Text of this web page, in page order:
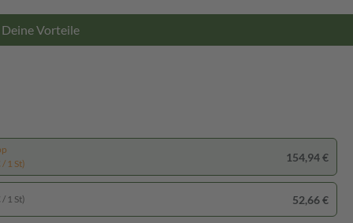
Deine Vorteile
1 St)
154,94 €
1 St) 52,66 €